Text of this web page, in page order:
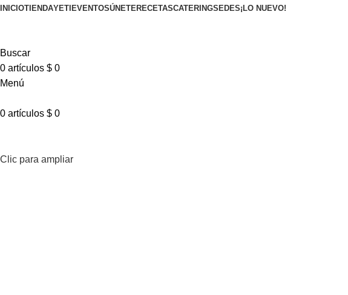
INICIOTIENDAYETI EVENTOSÚNETERECETASCATERINGSEDES¡LO NUEVO!
Buscar
0 artículos $ 0
Menú
0 artículos $ 0
Clic para ampliar